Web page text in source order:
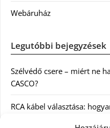
Webáruház
Legutóbbi bejegyzések
Szélvédő csere – miért ne
CASCO?
RCA kábel választása: